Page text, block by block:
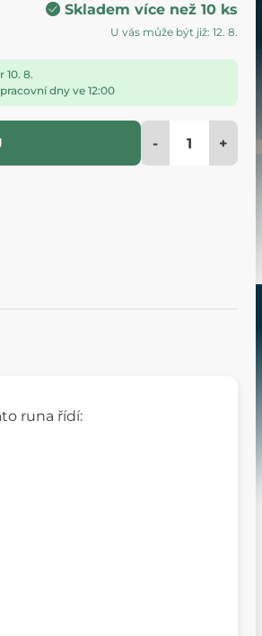
Skladem více než 10 ks
U vás může být již: 12. 8.
10. 8.
dny ve 12:00
- +
runa řídí: